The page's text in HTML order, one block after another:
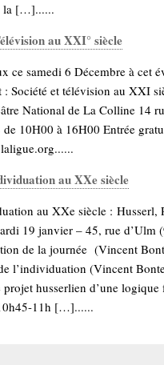
la […]......
au XXI° siècle
ce samedi 6 Décembre à cet
: Société et télévision au XXI
National de La Colline 14
de 10H00 à 16H00 Entrée
au XXe siècle
au XXe siècle : Husserl,
19 janvier – 45, rue d’Ulm
de la journée (Vincent
l’individuation (Vincent
husserlien d’une
11h […]......